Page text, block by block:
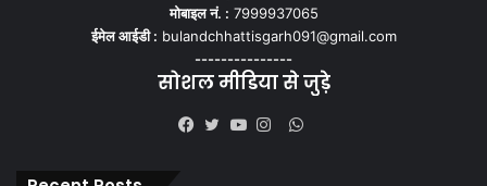
मोबाइल नं. : 7999937065
ईमेल आईडी : bulandchhattisgarh091@gmail.com
---------------
सोशल मीडिया से जुड़े
WhatsApp